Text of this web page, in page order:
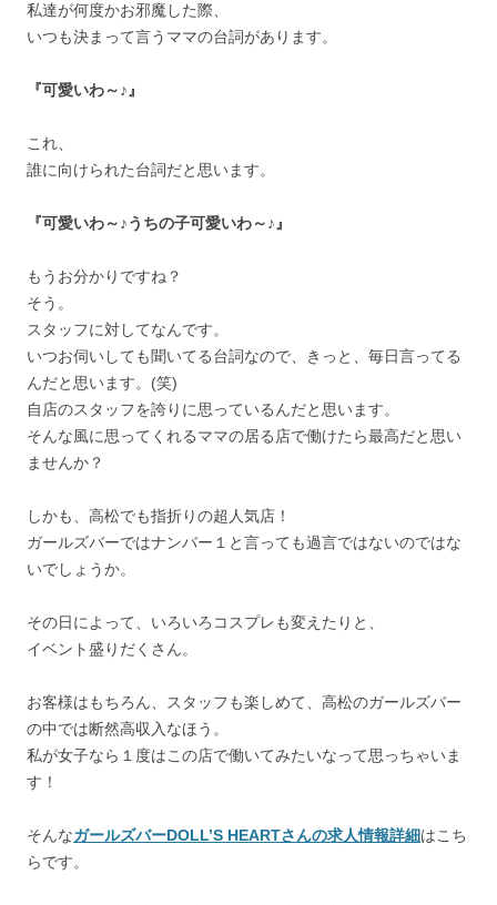
私達が何度かお邪魔した際、
いつも決まって言うママの台詞があります。
『可愛いわ～♪』
これ、
誰に向けられた台詞だと思います。
『可愛いわ～♪うちの子可愛いわ～♪』
もうお分かりですね？
そう。
スタッフに対してなんです。
いつお伺いしても聞いてる台詞なので、きっと、毎日言ってる
んだと思います。(笑)
自店のスタッフを誇りに思っているんだと思います。
そんな風に思ってくれるママの居る店で働けたら最高だと思い
ませんか？
しかも、高松でも指折りの超人気店！
ガールズバーではナンバー１と言っても過言ではないのではな
いでしょうか。
その日によって、いろいろコスプレも変えたりと、
イベント盛りだくさん。
お客様はもちろん、スタッフも楽しめて、高松のガールズバー
の中では断然高収入なほう。
私が女子なら１度はこの店で働いてみたいなって思っちゃいま
す！
そんなガールズバーDOLL’S HEARTさんの求人情報詳細はこち
らです。